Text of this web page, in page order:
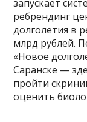
запускает
ребрендинг
долголетия в
млрд рублей.
«Новое
Саранске —
пройти
оценить